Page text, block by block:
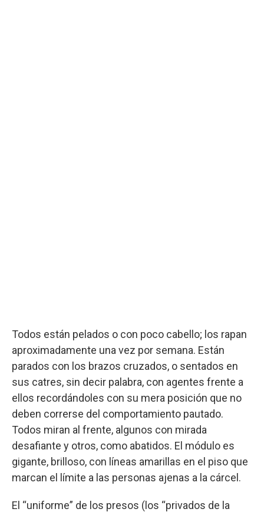
Todos están pelados o con poco cabello; los rapan
aproximadamente una vez por semana. Están
parados con los brazos cruzados, o sentados en
sus catres, sin decir palabra, con agentes frente a
ellos recordándoles con su mera posición que no
deben correrse del comportamiento pautado.
Todos miran al frente, algunos con mirada
desafiante y otros, como abatidos. El módulo es
gigante, brilloso, con líneas amarillas en el piso que
marcan el límite a las personas ajenas a la cárcel.
El “uniforme” de los presos (los “privados de la